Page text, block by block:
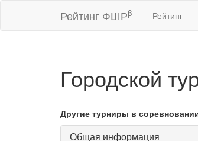
Рейтинг ФШРβ Рейтинг
Городской
Другие турниры в
Общая информация